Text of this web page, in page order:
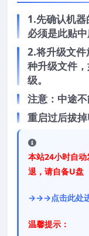
1.先确认机
必须是此贴中
2.将升级文
种升级文件
级。
注意：中途不
重启过后拔
本站24小时自
退，请自备U盘
→→→点击此处
温馨提示：